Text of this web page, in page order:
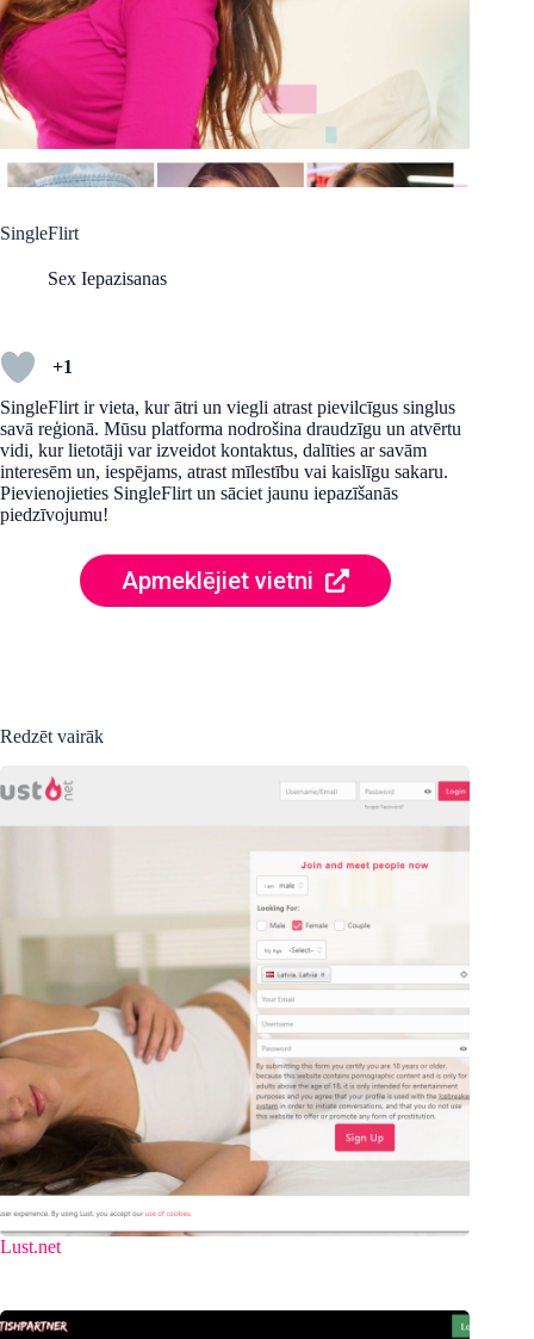
SingleFlirt
Sex Iepazisanas
+1
SingleFlirt ir vieta, kur ātri un viegli atrast pievilcīgus singlus
savā reģionā. Mūsu platforma nodrošina draudzīgu un atvērtu
vidi, kur lietotāji var izveidot kontaktus, dalīties ar savām
interesēm un, iespējams, atrast mīlestību vai kaislīgu sakaru.
Pievienojieties SingleFlirt un sāciet jaunu iepazīšanās
piedzīvojumu!
Apmeklējiet vietni
Redzēt vairāk
Lust.net